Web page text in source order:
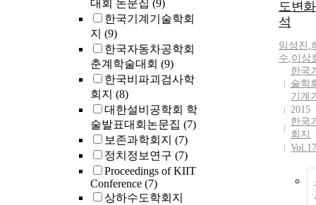
대회 논문집 (9)
한국기계기술학회
지 (9)
한국자동차공학회
춘계학술대회 (9)
한국비파괴검사학
회지 (8)
대한설비공학회 학
술발표대회논문집 (7)
보존과학회지 (7)
정치정보연구 (7)
Proceedings of KIIT
Conference (7)
상하수도학회지
도변
석
임성진 ,
수,이상
한국
술학
기계
2015
한국
회지